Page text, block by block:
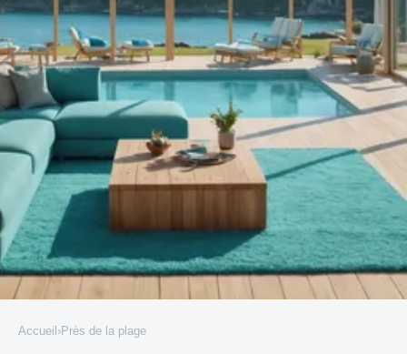
Accueil ›Près de la plage